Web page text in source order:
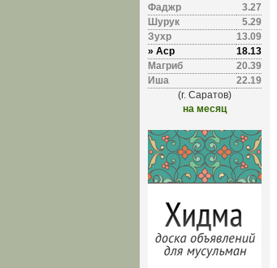
Фаджр
3.27
Шурук
5.29
Зухр
13.09
» Аср
18.13
Магриб
20.39
Иша
22.19
(г. Саратов)
на месяц